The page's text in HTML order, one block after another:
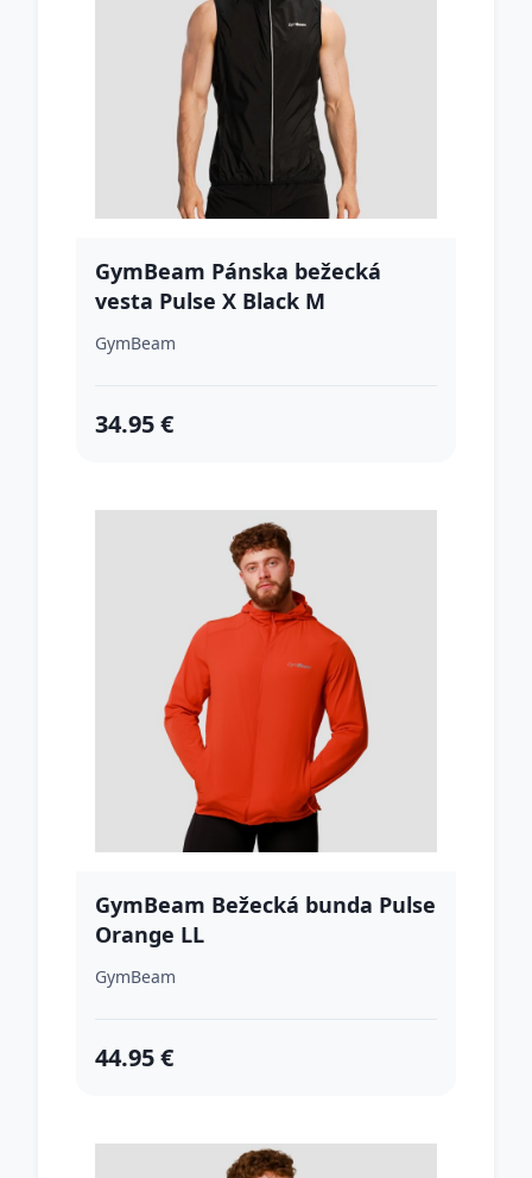
GymBeam Pánska bežecká
vesta Pulse X Black M
GymBeam
34.95 €
GymBeam Bežecká bunda Pulse
Orange LL
GymBeam
44.95 €